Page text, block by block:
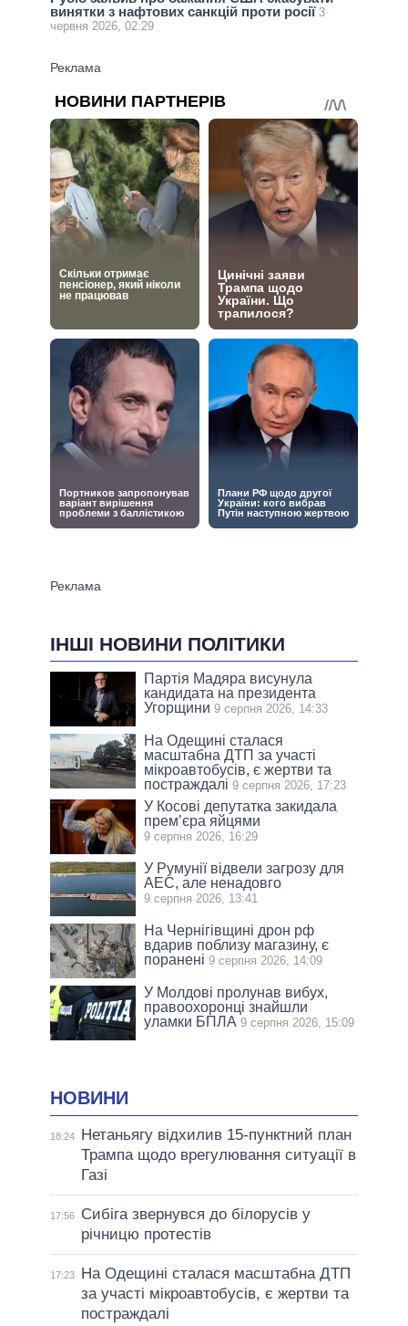
винятки з нафтових санкцій проти росії 3
червня 2026, 02:29
ІНШІ НОВИНИ ПОЛІТИКИ
Партія Мадяра висунула
кандидата на президента
Угорщини 9 серпня 2026, 14:33
На Одещині сталася
масштабна ДТП за участі
мікроавтобусів, є жертви та
постраждалі 9 серпня 2026, 17:23
У Косові депутатка закидала
прем’єра яйцями
9 серпня 2026, 16:29
У Румунії відвели загрозу для
АЕС, але ненадовго
9 серпня 2026, 13:41
На Чернігівщині дрон рф
вдарив поблизу магазину, є
поранені 9 серпня 2026, 14:09
У Молдові пролунав вибух,
правоохоронці знайшли
уламки БПЛА 9 серпня 2026, 15:09
НОВИНИ
18:24
Нетаньягу відхилив 15-пунктний план
Трампа щодо врегулювання ситуації в
Газі
17:56
Сибіга звернувся до білорусів у
річницю протестів
17:23
На Одещині сталася масштабна ДТП
за участі мікроавтобусів, є жертви та
постраждалі